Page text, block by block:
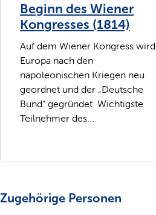
Beginn des Wiener
Kongresses (1814)
Auf dem Wiener Kongress wird
Europa nach den
napoleonischen Kriegen neu
geordnet und der „Deutsche
Bund“ gegründet. Wichtigste
Teilnehmer des...
Zugehörige Personen